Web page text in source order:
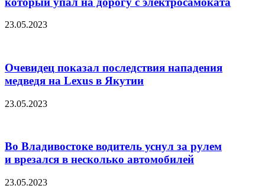
23.05.2023
Очевидец показал последствия нападения
медведя на Lexus в Якутии
23.05.2023
Во Владивостоке водитель уснул за рулем
и врезался в несколько автомобилей
23.05.2023